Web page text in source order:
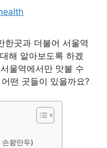
한곳과 더불어 서울역
해 알아보도록 하겠
울역에서만 맛볼 수
떤 곳들이 있을까요?
왕만두)